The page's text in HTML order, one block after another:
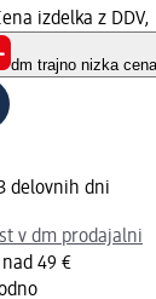
izdelka z DDV,
dm trajno nizka cena
delovnih dni
v dm prodajalni
49 €